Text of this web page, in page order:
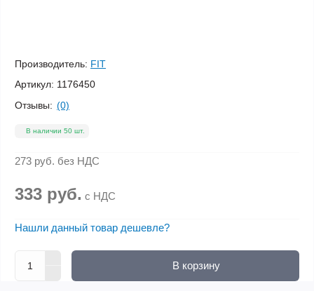
Производитель: FIT
Артикул: 1176450
Отзывы: (0)
В наличии 50 шт.
273 руб. без НДС
333 руб. с НДС
Нашли данный товар дешевле?
В корзину